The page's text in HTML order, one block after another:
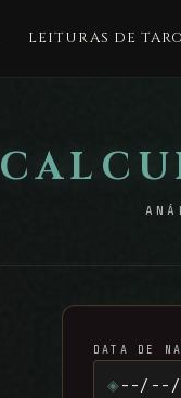
LEITURAS DE
DATA DE
◈